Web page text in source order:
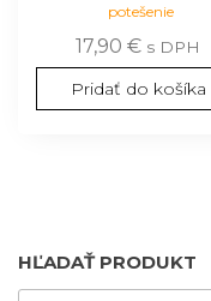
potešenie
17,90€ s DPH
Pridať do košíka
HĽADAŤ PRODUKT